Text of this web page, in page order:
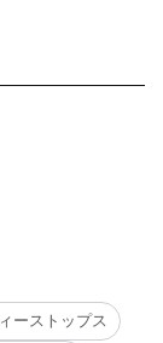
ーストップス